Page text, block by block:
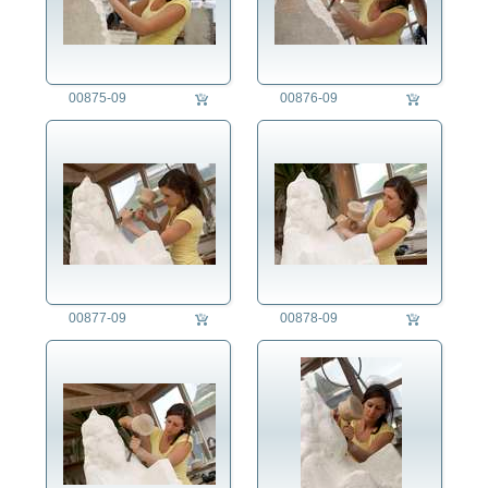
Müllmann/Müllfrau
Musiker/in
Operationspfleger/-
schwester
Optiker/in
Pfarrer/Priester
Physiotherapeut/in
Pilot/in
Polizist/in
Puppenspieler/in
Restaurator/in
Rettungssanitäter/in
Schäfer/in
Schlosser/in
Schlüsseldienst
00875-09 00876-09
00877-09 00878-09